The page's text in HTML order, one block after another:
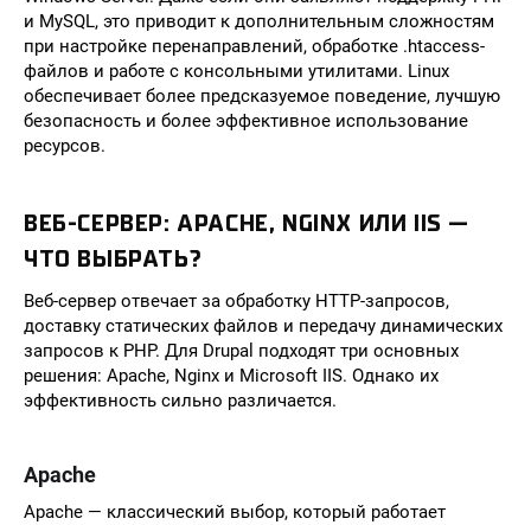
и MySQL, это приводит к дополнительным сложностям
при настройке перенаправлений, обработке .htaccess-
файлов и работе с консольными утилитами. Linux
обеспечивает более предсказуемое поведение, лучшую
безопасность и более эффективное использование
ресурсов.
ВЕБ-СЕРВЕР: APACHE, NGINX ИЛИ IIS —
ЧТО ВЫБРАТЬ?
Веб-сервер отвечает за обработку HTTP-запросов,
доставку статических файлов и передачу динамических
запросов к PHP. Для Drupal подходят три основных
решения: Apache, Nginx и Microsoft IIS. Однако их
эффективность сильно различается.
Apache
Apache — классический выбор, который работает